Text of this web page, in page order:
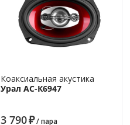
Коаксиальная акустика
Урал АС-К6947
3 790₽/ пара